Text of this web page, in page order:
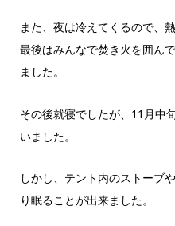
また、夜は冷えてくるので、
最後はみんなで焚き火を囲ん
ました。
その後就寝でしたが、11月中
いました。
しかし、テント内のストーブ
り眠ることが出来ました。